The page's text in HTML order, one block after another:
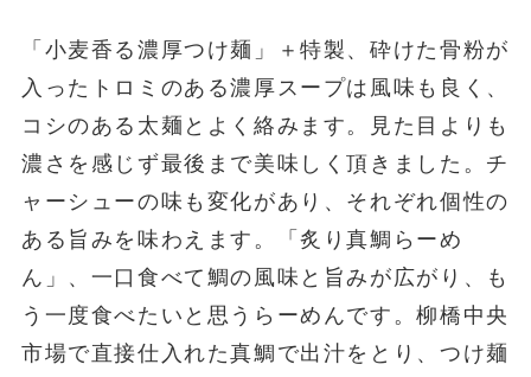
「小麦香る濃厚つけ麺」＋特製、砕けた骨粉が
入ったトロミのある濃厚スープは風味も良く、
コシのある太麺とよく絡みます。見た目よりも
濃さを感じず最後まで美味しく頂きました。チ
ャーシューの味も変化があり、それぞれ個性の
ある旨みを味わえます。「炙り真鯛らーめ
ん」、一口食べて鯛の風味と旨みが広がり、も
う一度食べたいと思うらーめんです。柳橋中央
市場で直接仕入れた真鯛で出汁をとり、つけ麺